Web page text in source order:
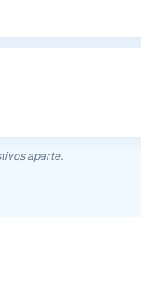
aparte.